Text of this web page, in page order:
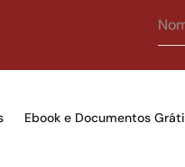
Ebook e Documentos